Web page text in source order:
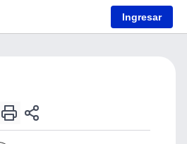
Ingresar